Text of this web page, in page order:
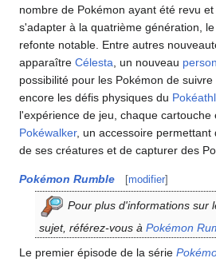
nombre de Pokémon ayant été revu
s'adapter à la quatrième génération, le
refonte notable. Entre autres
apparaître Célesta , un nouveau
possibilité pour les Pokémon de
encore les défis physiques du
l'expérience de jeu, chaque cartouche
Pokéwalker, un accessoire permettant
de ses créatures et de capturer des
Pokémon Rumble [modifier]
Pour plus d'informations sur
sujet, référez-vous à Pokémon
Le premier épisode de la série